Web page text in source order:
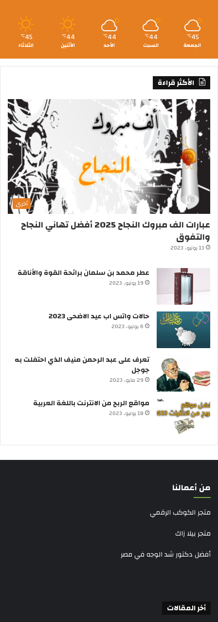
45
℃
الجمعة
44
℃
السبت
44
℃
الأحد
44
℃
الأثنين
45
℃
الثلاثاء
الأكثر قراءة
أخرى
عبارات الف مبروك النجاح 2025 أفضل تهاني النجاح
والتفوق
13 يونيو، 2023
عطر محمد بن سلمان برائحة القوة والأناقة
19 يونيو، 2023
حالات واتس اب عيد الاضحى 2023
6 يونيو، 2023
تعرف على عبد الرحمن منيف الذي احتفلت به
جوجل
29 مايو، 2023
مواقع الربح من الانترنت باللغة العربية
18 يونيو، 2023
من أعمالنا
متجر الكوكب الرقمي
متجر بيلا زاك
أفضل دكتور شد الوجه في مصر
أخر المقالات